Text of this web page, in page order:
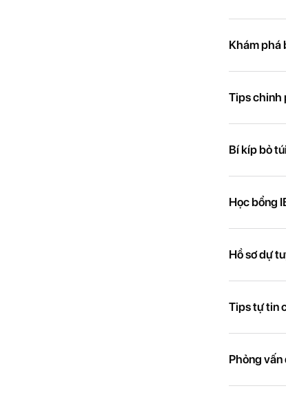
Khám phá
Tips chinh
Bí kíp bỏ
Học bổng
Hồ sơ dự
Tips tự tin
Phỏng vấn